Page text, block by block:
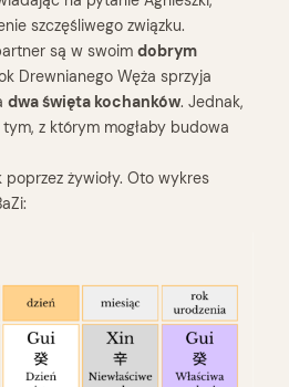
szczęśliwego związku.
są w swoim dobrym
Drewnianego Węża sprzyja
dwa święta kochanków. Jednak,
z którym mogłaby budowa
żywioły. Oto wykres